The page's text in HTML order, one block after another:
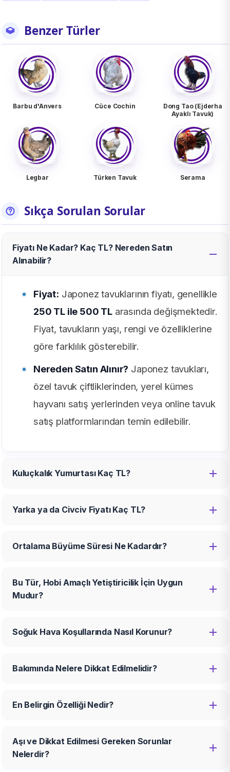
Benzer Türler
Barbu d'Anvers Cüce Cochin
Dong Tao (Ejderha
Ayaklı Tavuk)
Legbar Türken Tavuk Serama
Sıkça Sorulan Sorular
Fiyatı Ne Kadar? Kaç TL? Nereden Satın
Alınabilir?
Fiyat: Japonez tavuklarının fiyatı, genellikle
250 TL ile 500 TL arasında değişmektedir.
Fiyat, tavukların yaşı, rengi ve özelliklerine
göre farklılık gösterebilir.
Nereden Satın Alınır? Japonez tavukları,
özel tavuk çiftliklerinden, yerel kümes
hayvanı satış yerlerinden veya online tavuk
satış platformlarından temin edilebilir.
Kuluçkalık Yumurtası Kaç TL?
Yarka ya da Civciv Fiyatı Kaç TL?
Ortalama Büyüme Süresi Ne Kadardır?
Bu Tür, Hobi Amaçlı Yetiştiricilik İçin Uygun
Mudur?
Soğuk Hava Koşullarında Nasıl Korunur?
Bakımında Nelere Dikkat Edilmelidir?
En Belirgin Özelliği Nedir?
Aşı ve Dikkat Edilmesi Gereken Sorunlar
Nelerdir?